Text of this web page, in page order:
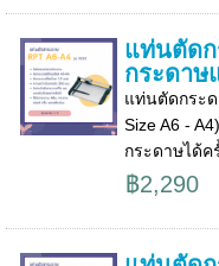
แท่นตัดก
กระดาษ
แท่นตัดกระ
Size A6 -
กระดาษได้ค
฿2,290